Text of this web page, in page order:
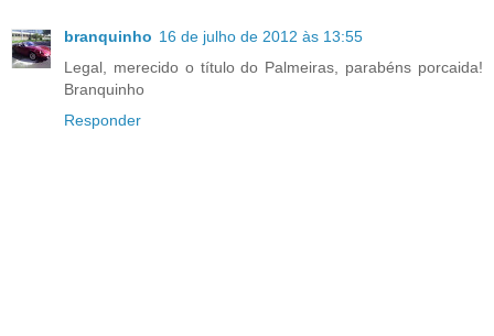
branquinho 16 de julho de 2012 às 13:55
Legal, merecido o título do Palmeiras, parabéns porcaida!
Branquinho
Responder